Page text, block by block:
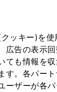
ッキー)を使
広告の表示
ても情報を
す。各パー
ーザーが各